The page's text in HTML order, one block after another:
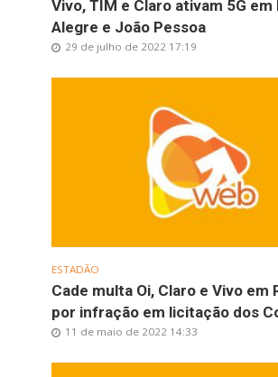
Vivo, TIM e Claro ativam 5G em
Alegre e João Pessoa
29 de julho de 2022 17:19
ESTADÃO
Cade multa Oi, Claro e Vivo em
por infração em licitação dos
11 de maio de 2022 14:33